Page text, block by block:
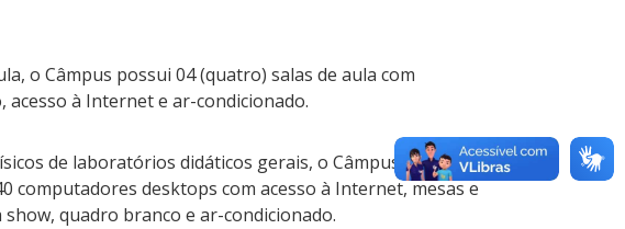
o Câmpus possui 04 (quatro) salas de aula com
à Internet e ar-condicionado.
de laboratórios didáticos gerais, o Câmpus dispõe
desktops com acesso à Internet, mesas e
quadro branco e ar-condicionado.